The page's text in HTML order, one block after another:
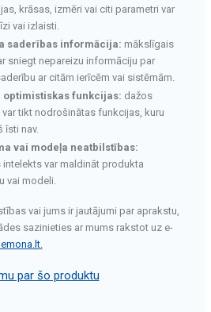
krāsas, izmēri vai citi parametri var
vai izlaisti.
saderības informācija: mākslīgais
sniegt nepareizu informāciju par
ar citām ierīcēm vai sistēmām.
optimistiskas funkcijas: dažos
tikt nodrošinātas funkcijas, kuru
īsti nav.
vai modeļa neatbilstības:
intelekts var maldināt produkta
vai modeli.
vai jums ir jautājumi par aprakstu,
sazinieties ar mums rakstot uz e-
.
par šo produktu